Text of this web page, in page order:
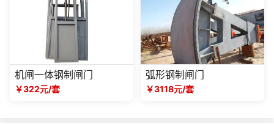
机闸一体钢制闸门
￥322元/套
弧形钢制闸门
￥3118元/套